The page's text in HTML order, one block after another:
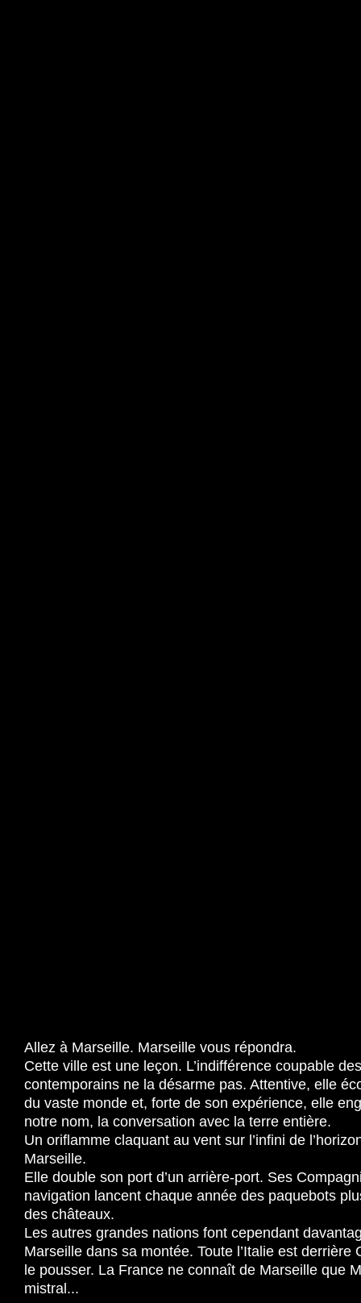
Allez à Marseille. Marseille vous répondra.
Cette ville est une leçon. L’indifférence coupable des
contemporains ne la désarme pas. Attentive, elle
du vaste monde et, forte de son expérience, elle
notre nom, la conversation avec la terre entière.
Un oriflamme claquant au vent sur l’infini de
Marseille.
Elle double son port d’un arrière-port. Ses
navigation lancent chaque année des paquebots
des châteaux.
Les autres grandes nations font cependant
Marseille dans sa montée. Toute l’Italie est derrière
le pousser. La France ne connaît de Marseille que
mistral...